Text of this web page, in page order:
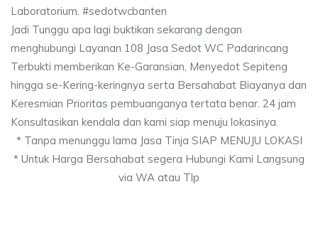
Laboratorium. #sedotwcbanten
Jadi Tunggu apa lagi buktikan sekarang dengan
menghubungi Layanan 108 Jasa Sedot WC Padarincang
Terbukti memberikan Ke-Garansian, Menyedot Sepiteng
hingga se-Kering-keringnya serta Bersahabat Biayanya dan
Keresmian Prioritas pembuanganya tertata benar. 24 jam
Konsultasikan kendala dan kami siap menuju lokasinya.
* Tanpa menunggu lama Jasa Tinja SIAP MENUJU LOKASI
* Untuk Harga Bersahabat segera Hubungi Kami Langsung
via WA atau Tlp